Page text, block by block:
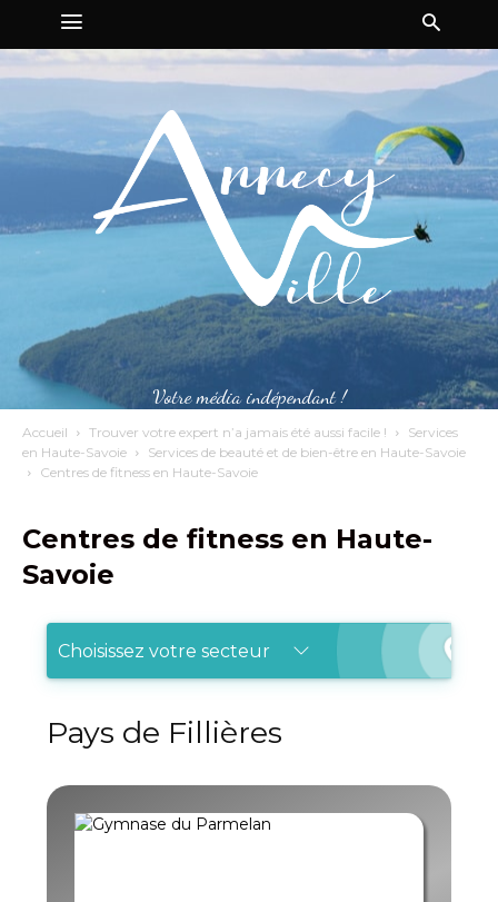
Votre média indépendant !
Accueil Trouver votre expert n’a jamais été aussi facile !
Services
en Haute-Savoie
Services de beauté et de bien-être en Haute-Savoie
Centres de fitness en Haute-Savoie
Centres de fitness en Haute-
Savoie
Choisissez votre secteur
Pays de Fillières